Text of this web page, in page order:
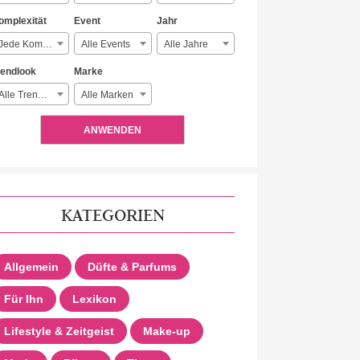
Jede Komplexität
Event
Alle Events
Jahr
Alle Jahre
Alle Trendlooks
Marke
Alle Marken
ANWENDEN
KATEGORIEN
Allgemein Düfte & Parfums
Für Ihn Lexikon
Lifestyle & Zeitgeist Make-up